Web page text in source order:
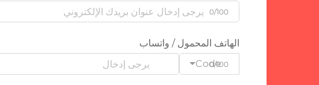
0/100
الهاتف المحمول / واتساب
Code
0/100